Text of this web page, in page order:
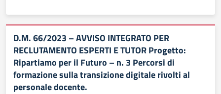
D.M. 66/2023 – AVVISO INTEGRATO PER
RECLUTAMENTO ESPERTI E TUTOR Progetto:
Ripartiamo per il Futuro – n. 3 Percorsi di
formazione sulla transizione digitale rivolti al
personale docente.